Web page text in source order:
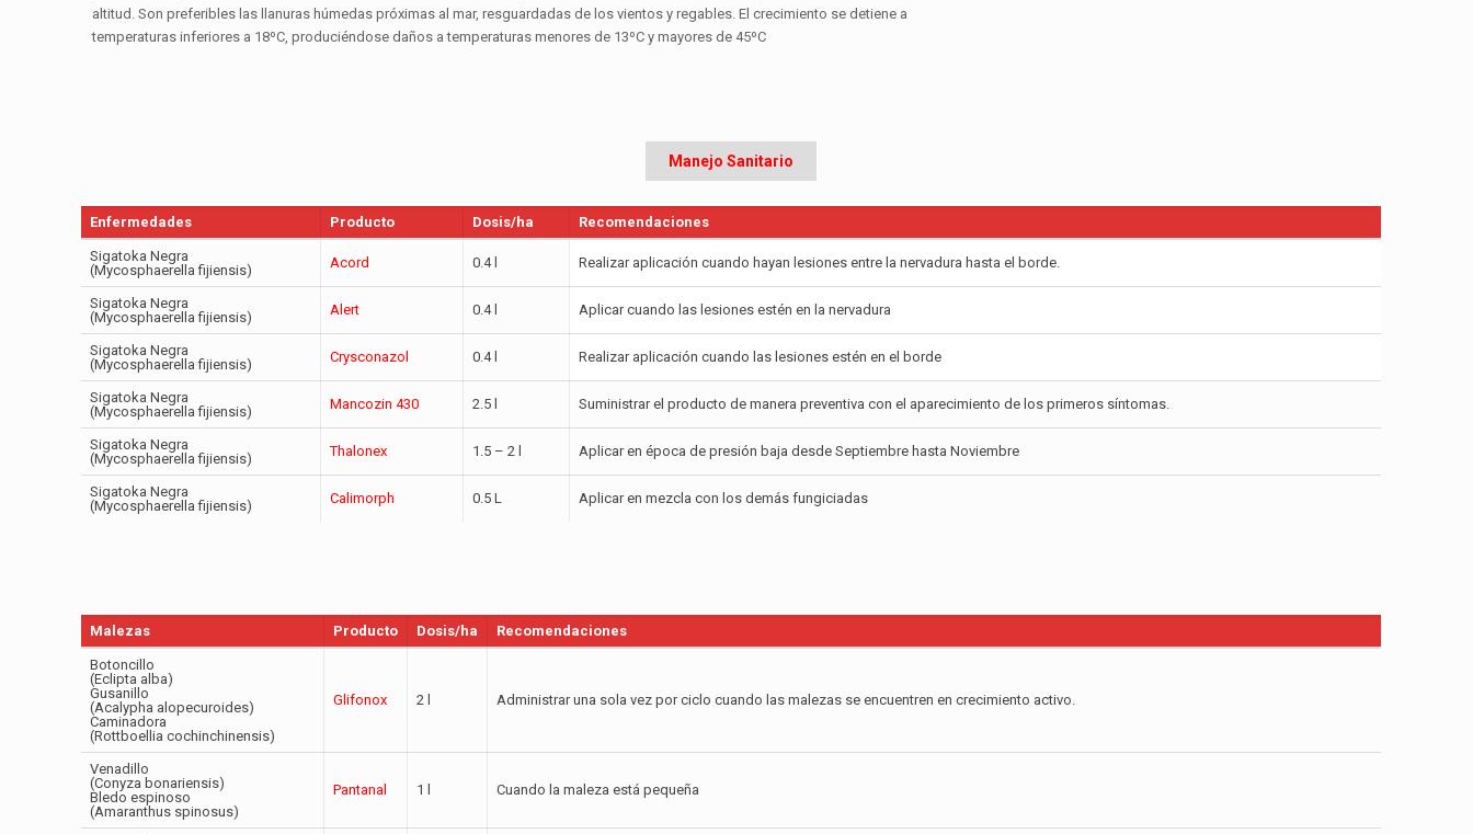
altitud. Son preferibles las llanuras húmedas próximas al mar, resguardadas de los vientos y regables. El crecimiento se detiene a
temperaturas inferiores a 18ºC, produciéndose daños a temperaturas menores de 13ºC y mayores de 45ºC
Manejo Sanitario
Enfermedades Producto Dosis/ha Recomendaciones
Sigatoka Negra
(Mycosphaerella fijiensis)
Acord 0.4 l Realizar aplicación cuando hayan lesiones entre la nervadura hasta el borde.
Sigatoka Negra
(Mycosphaerella fijiensis)
Alert 0.4 l Aplicar cuando las lesiones estén en la nervadura
Sigatoka Negra
(Mycosphaerella fijiensis)
Crysconazol 0.4 l Realizar aplicación cuando las lesiones estén en el borde
Sigatoka Negra
(Mycosphaerella fijiensis)
Mancozin 430 2.5 l Suministrar el producto de manera preventiva con el aparecimiento de los primeros síntomas.
Sigatoka Negra
(Mycosphaerella fijiensis)
Thalonex 1.5 – 2 l Aplicar en época de presión baja desde Septiembre hasta Noviembre
Sigatoka Negra
(Mycosphaerella fijiensis)
Calimorph 0.5 L Aplicar en mezcla con los demás fungiciadas
Malezas Producto Dosis/ha Recomendaciones
Botoncillo
(Eclipta alba)
Gusanillo
(Acalypha alopecuroides)
Caminadora
(Rottboellia cochinchinensis)
Glifonox 2 l Administrar una sola vez por ciclo cuando las malezas se encuentren en crecimiento activo.
Venadillo
(Conyza bonariensis)
Bledo espinoso
(Amaranthus spinosus)
Pantanal 1 l Cuando la maleza está pequeña